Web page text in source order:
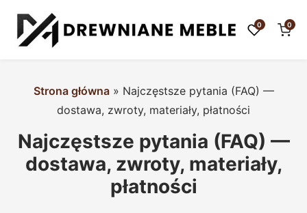
0 0
Strona główna» Najczęstsze pytania (FAQ) —
dostawa, zwroty, materiały, płatności
Najczęstsze pytania (FAQ) —
dostawa, zwroty, materiały,
płatności